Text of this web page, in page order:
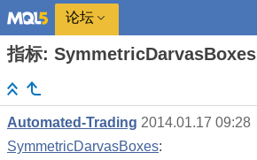
论坛
指标: SymmetricDarvasBoxes
Automated-Trading 2014.01.17 09:28
SymmetricDarvasBoxes: